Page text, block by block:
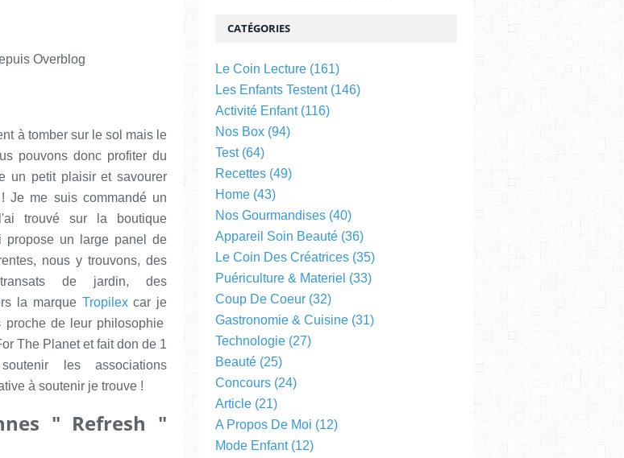
Overblog
à tomber sur le sol mais le
pouvons donc profiter du
un petit plaisir et savourer
Je me suis commandé un
trouvé sur la boutique
propose un large panel de
nous y trouvons, des
de jardin, des
la marque Tropilexcar je
de leur philosophie
The Planet et fait don de 1
les associations
à soutenir je trouve !
" Refresh "
CATÉGORIES
Le Coin Lecture (161)
Les Enfants Testent(146)
Activité Enfant(116)
Nos Box (94)
Test(64)
Recettes (49)
Home (43)
Nos Gourmandises (40)
Appareil Soin Beauté (36)
Le Coin Des Créatrices (35)
Puériculture & Materiel (33)
Coup De Coeur (32)
Gastronomie & Cuisine (31)
Technologie (27)
Beauté (25)
Concours (24)
Article (21)
A Propos De Moi (12)
Mode Enfant(12)